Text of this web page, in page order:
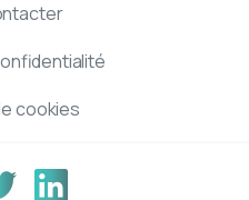
cookies